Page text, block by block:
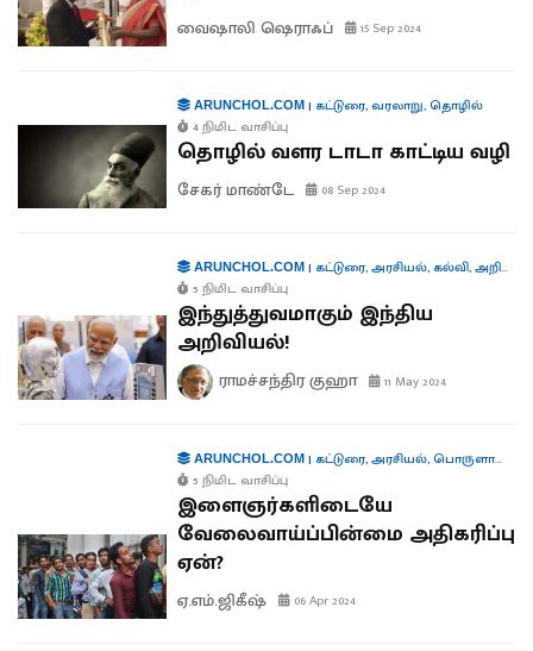
வைஷாலி ஷெராஃப் 15 Sep 2024
ARUNCHOL.COM| கட்டுரை, வரலாறு,தொழில்
4 நிமிட வாசிப்பு
தொழில் வளர டாடா காட்டிய வழி
சேகர் மாண்டே 08 Sep 2024
ARUNCHOL.COM| கட்டுரை,அரசியல், கல்வி,அறிவியல்
5 நிமிட வாசிப்பு
இந்துத்துவமாகும் இந்திய
அறிவியல்!
ராமச்சந்திர குஹா 11 May 2024
ARUNCHOL.COM| கட்டுரை,அரசியல்,பொருளாதாரம்
5 நிமிட வாசிப்பு
இளைஞர்களிடையே
வேலைவாய்ப்பின்மை அதிகரிப்பு
ஏன்?
ஏ.எம்.ஜிகீஷ் 06 Apr 2024